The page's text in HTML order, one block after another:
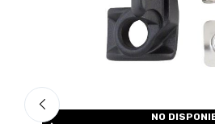
NO DISPONIBLE